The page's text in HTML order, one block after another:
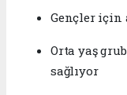
Gençler için
Orta yaş
sağlıyor